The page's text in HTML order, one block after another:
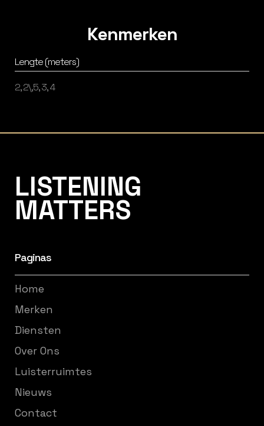
Kenmerken
Lengte (meters)
2, 2\,5, 3, 4
LISTENING
MATTERS
Paginas
Home
Merken
Diensten
Over Ons
Luisterruimtes
Nieuws
Contact